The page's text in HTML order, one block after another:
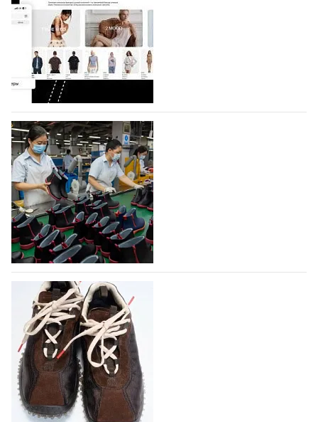
Компания BALLINA Guangzhou Lihuang Footwear
Co., Ltd., основанная в 2011 году и расположенная в
Гуанчжоу, столице моды Китая, является
профессиональной обувной компанией,
объединяющей разработку, производство и…
07.08.2026 526
На платформе Lamoda - новый раздел и
условия продвижения локальных
дизайнерских марок
Российский маркетплейс Lamoda решил обновить
раздел для продажи продукции локальных
дизайнерских марок одежды, обуви и аксессуаров.
Бренды также получат маркетинговую…
06.08.2026 707
Объем мирового производства обуви в
2025 году практически не увеличился
В 2025 году мировое производство обуви
практически не изменилось, зафиксировав
незначительный рост на 0,1% до 24,6 млрд пар, -
данные опубликованы в аналитическом вестнике
«Всемирный ежегодник обуви 2026», Португальской